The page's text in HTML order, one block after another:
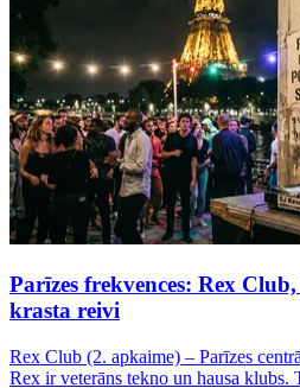
Parīzes frekvences: Rex Club,
krasta reivi
Rex Club (2. apkaime) – Parīzes
Rex ir veterāns tekno un hausa klubs.